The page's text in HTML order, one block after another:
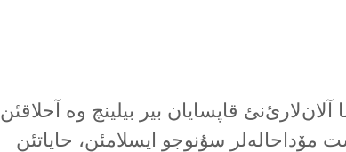
قاپسایان بیر بیلینچ وە آحلاقئن
مۆداحالەلر سۇنوجو ایسلامئن، حایاتئن